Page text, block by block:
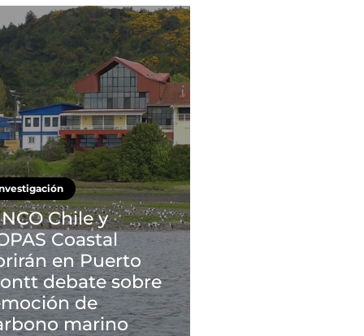
Chile y
Coastal
en Puerto
debate sobre
de
marino